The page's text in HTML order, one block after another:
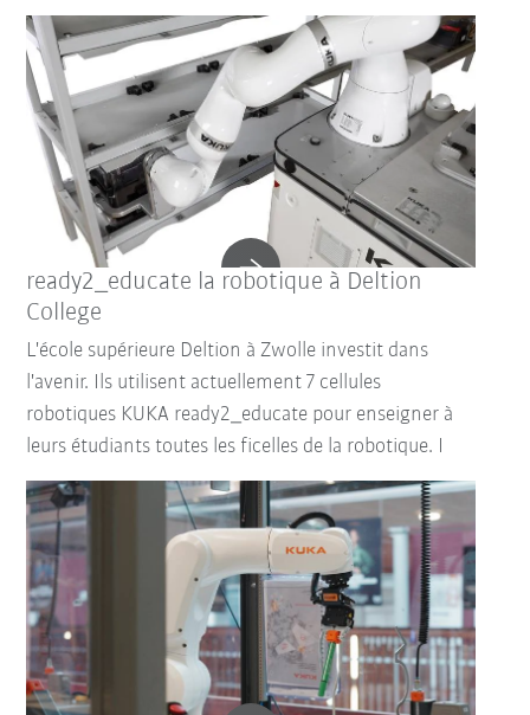
ready2_educate la robotique à Deltion
College
L'école supérieure Deltion à Zwolle investit dans
l'avenir. Ils utilisent actuellement 7 cellules
robotiques KUKA ready2_educate pour enseigner à
leurs étudiants toutes les ficelles de la robotique. I